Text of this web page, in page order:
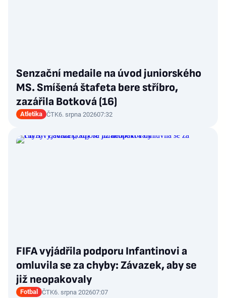
Senzační medaile na úvod juniorského
MS. Smíšená štafeta bere stříbro,
zazářila Botková (16)
Atletika ČTK6. srpna 202607:32
FIFA vyjádřila podporu Infantinovi a
omluvila se za chyby: Závazek, aby se
již neopakovaly
Fotbal ČTK6. srpna 202607:07